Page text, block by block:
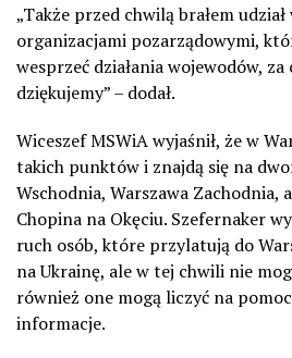
„Także przed chwilą brałem
organizacjami pozarządowymi,
wesprzeć działania wojewodów,
dziękujemy” – dodał.
Wiceszef MSWiA wyjaśnił, że w
takich punktów i znajdą się na
Wschodnia, Warszawa Zachodnia,
Chopina na Okęciu. Szefernaker
ruch osób, które przylatują do
na Ukrainę, ale w tej chwili nie
również one mogą liczyć na
informacje.